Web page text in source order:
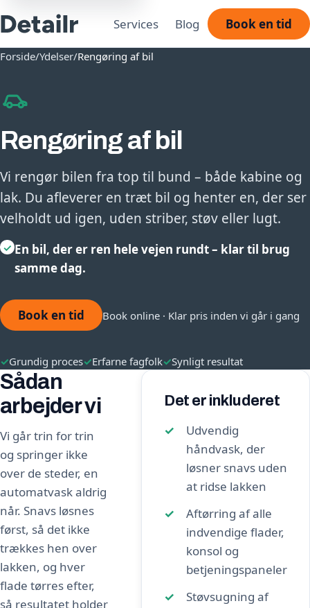
Services Blog Book en tid
Forside/Ydelser/Rengøring af bil
Rengøring af bil
Vi rengør bilen fra top til bund – både kabine og
lak. Du afleverer en træt bil og henter en, der ser
velholdt ud igen, uden striber, støv eller lugt.
✓ En bil, der er ren hele vejen rundt – klar til brug
samme dag.
Book en tid Book online · Klar pris inden vi går i gang
✓Grundig proces✓Erfarne fagfolk✓Synligt resultat
Sådan
arbejder vi
Vi går trin for trin
og springer ikke
over de steder, en
automatvask aldrig
når. Snavs løsnes
først, så det ikke
trækkes hen over
lakken, og hver
flade tørres efter,
så resultatet holder
Det er inkluderet
Udvendig
håndvask, der
løsner snavs uden
at ridse lakken
Aftørring af alle
indvendige flader,
konsol og
betjeningspaneler
Støvsugning af